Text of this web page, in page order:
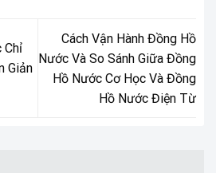
Chỉ
Giản
Cách Vận Hành Đồng Hồ
Nước Và So Sánh Giữa Đồng
Hồ Nước Cơ Học Và Đồng
Hồ Nước Điện Từ